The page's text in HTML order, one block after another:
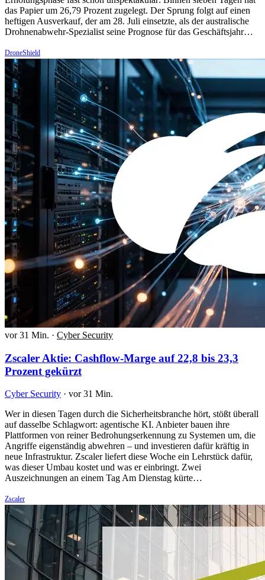
das Papier um 26,79 Prozent zugelegt. Der Sprung folgt auf einen
heftigen Ausverkauf, der am 28. Juli einsetzte, als der australische
Drohnenabwehr-Spezialist seine Prognose für das Geschäftsjahr…
DroneShield
vor 31 Min. · Cyber Security
Zscaler Aktie: Cashflow-Marge auf 22,8 bis 23,3
Prozent gekürzt
Cyber Security · vor 31 Min.
Wer in diesen Tagen durch die Sicherheitsbranche hört, stößt überall
auf dasselbe Schlagwort: agentische KI. Anbieter bauen ihre
Plattformen von reiner Bedrohungserkennung zu Systemen um, die
Angriffe eigenständig abwehren – und investieren dafür kräftig in
neue Infrastruktur. Zscaler liefert diese Woche ein Lehrstück dafür,
was dieser Umbau kostet und was er einbringt. Zwei
Auszeichnungen an einem Tag Am Dienstag kürte…
Zscaler